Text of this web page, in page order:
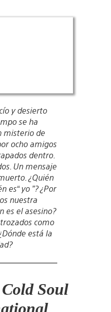
y desierto
se ha
misterio de
ocho amigos
dentro.
Un mensaje
¿Quién
es“ yo ”? ¿Por
nuestra
es el asesino?
como
está la
Soul